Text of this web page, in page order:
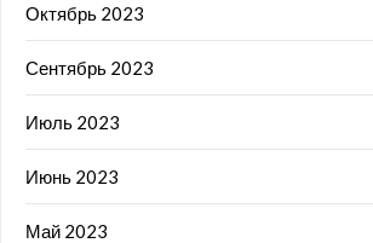
Октябрь 2023
Сентябрь 2023
Июль 2023
Июнь 2023
Май 2023